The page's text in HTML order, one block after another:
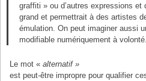
graffiti » ou d’autres expressions et
grand et permettrait à des artistes
émulation. On peut imaginer aussi
modifiable numériquement à volonté.
Le mot «alternatif »
est peut-être impropre pour qualifier